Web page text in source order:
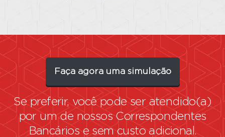
Faça agora uma simulação
Se preferir, você pode ser atendido(a)
por um de nossosCorrespondentes
Bancáriose sem custo adicional.